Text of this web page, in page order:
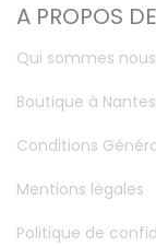
A PROPOS
Qui sommes nous
Boutique à Nantes
Conditions
Mentions légales
Politique de